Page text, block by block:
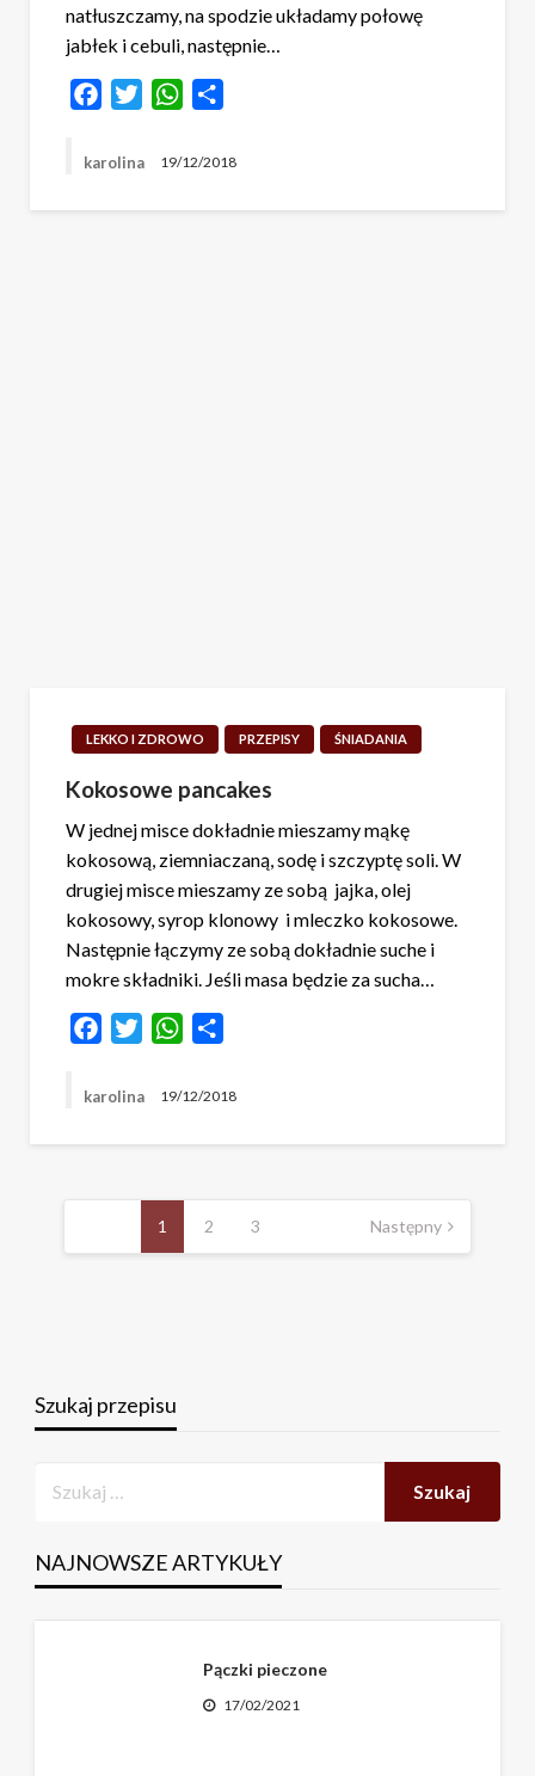
natłuszczamy, na spodzie układamy połowę
jabłek i cebuli, następnie…
FacebookTwitterWhatsApp
karolina 19/12/2018
LEKKO I ZDROWO PRZEPISY ŚNIADANIA
Kokosowe pancakes
W jednej misce dokładnie mieszamy mąkę
kokosową, ziemniaczaną, sodę i szczyptę soli. W
drugiej misce mieszamy ze sobą jajka, olej
kokosowy, syrop klonowy i mleczko kokosowe.
Następnie łączymy ze sobą dokładnie suche i
mokre składniki. Jeśli masa będzie za sucha…
FacebookTwitterWhatsApp
karolina 19/12/2018
Stronicowanie
1 2 3 Następny
Szukaj przepisu
NAJNOWSZE ARTYKUŁY
Pączki pieczone
17/02/2021